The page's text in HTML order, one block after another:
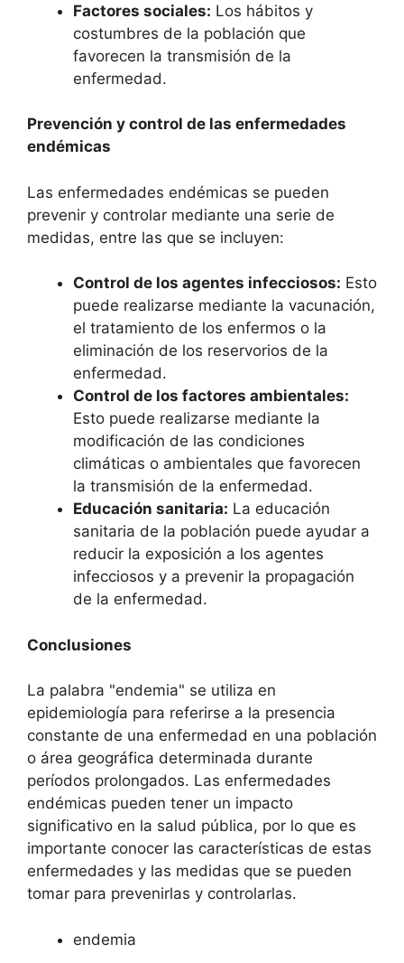
Factores sociales: Los hábitos y
costumbres de la población que
favorecen la transmisión de la
enfermedad.
Prevención y control de las enfermedades
endémicas
Las enfermedades endémicas se pueden
prevenir y controlar mediante una serie de
medidas, entre las que se incluyen:
Control de los agentes infecciosos: Esto
puede realizarse mediante la vacunación,
el tratamiento de los enfermos o la
eliminación de los reservorios de la
enfermedad.
Control de los factores ambientales:
Esto puede realizarse mediante la
modificación de las condiciones
climáticas o ambientales que favorecen
la transmisión de la enfermedad.
Educación sanitaria: La educación
sanitaria de la población puede ayudar a
reducir la exposición a los agentes
infecciosos y a prevenir la propagación
de la enfermedad.
Conclusiones
La palabra "endemia" se utiliza en
epidemiología para referirse a la presencia
constante de una enfermedad en una población
o área geográfica determinada durante
períodos prolongados. Las enfermedades
endémicas pueden tener un impacto
significativo en la salud pública, por lo que es
importante conocer las características de estas
enfermedades y las medidas que se pueden
tomar para prevenirlas y controlarlas.
endemia